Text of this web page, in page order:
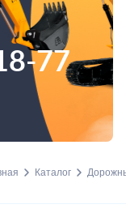
77
Каталог